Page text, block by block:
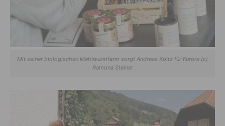
Mit seiner biologischen Mehlwurmfarm sorgt Andreas Koitz für Furore (c)
Ramona Steiner